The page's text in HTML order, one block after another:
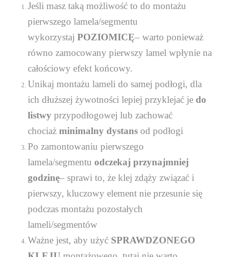
Jeśli masz taką możliwość to do montażu
pierwszego lamela/segmentu
wykorzystaj POZIOMICĘ– warto ponieważ
równo zamocowany pierwszy lamel wpłynie na
całościowy efekt końcowy.
Unikaj montażu lameli do samej podłogi, dla
ich dłuższej żywotności lepiej przyklejać je do
listwy przypodłogowej lub zachować
chociaż minimalny dystans od podłogi
Po zamontowaniu pierwszego
lamela/segmentu odczekaj przynajmniej
godzinę– sprawi to, że klej zdąży związać i
pierwszy, kluczowy element nie przesunie się
podczas montażu pozostałych
lameli/segmentów
Ważne jest, aby użyć SPRAWDZONEGO